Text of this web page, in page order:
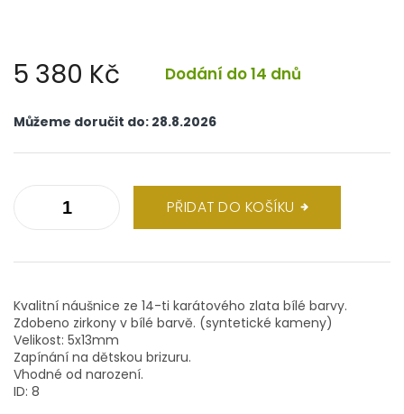
5 380 Kč Dodání do 14 dnů
cena:
Můžeme doručit do: 28.8.2026
PŘIDAT DO KOŠÍKU
Kvalitní náušnice ze 14-ti karátového zlata bílé barvy.
Zdobeno zirkony v bílé barvě. (syntetické kameny)
Velikost: 5x13mm
Zapínání na dětskou brizuru.
Vhodné od narození.
ID: 8